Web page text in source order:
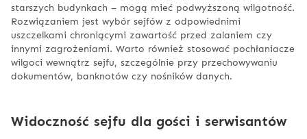
starszych budynkach – mogą mieć podwyższoną wilgotność.
Rozwiązaniem jest wybór sejfów z odpowiednimi
uszczelkami chroniącymi zawartość przed zalaniem czy
innymi zagrożeniami. Warto również stosować pochłaniacze
wilgoci wewnątrz sejfu, szczególnie przy przechowywaniu
dokumentów, banknotów czy nośników danych.
Widoczność sejfu dla gości i serwisantów